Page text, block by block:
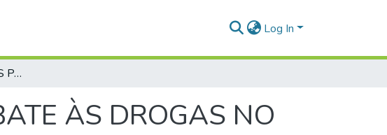
Log In
POLÍTICAS PÚBLICAS PARA O COMBATE ÀS DROGAS NO BRASIL
ÀS DROGAS NO